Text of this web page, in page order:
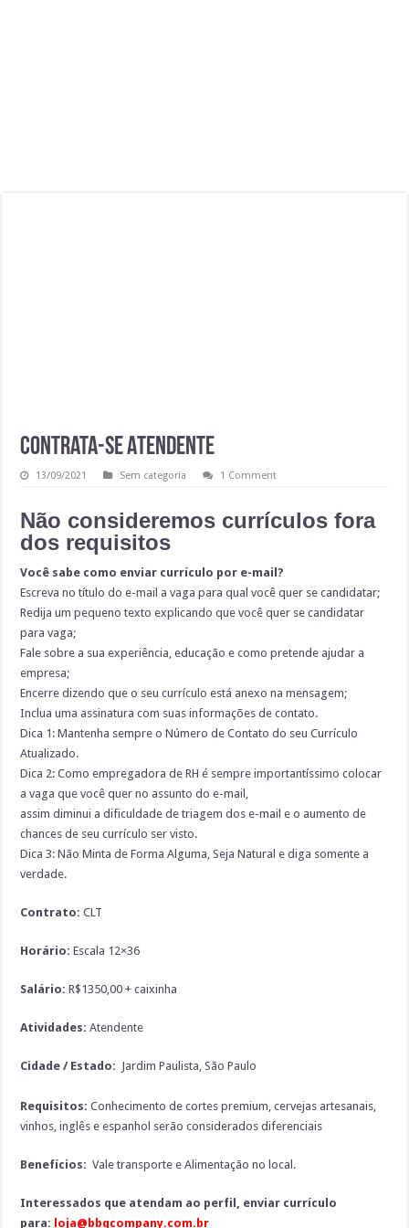
Contrata-se Atendente
13/09/2021 Sem categoria 1 Comment
Não consideremos currículos fora
dos requisitos
Você sabe como enviar currículo por e-mail?
Escreva no título do e-mail a vaga para qual você quer se candidatar;
Redija um pequeno texto explicando que você quer se candidatar
para vaga;
Fale sobre a sua experiência, educação e como pretende ajudar a
empresa;
Encerre dizendo que o seu currículo está anexo na mensagem;
Inclua uma assinatura com suas informações de contato.
Dica 1: Mantenha sempre o Número de Contato do seu Currículo
Atualizado.
Dica 2: Como empregadora de RH é sempre importantíssimo colocar
a vaga que você quer no assunto do e-mail,
assim diminui a dificuldade de triagem dos e-mail e o aumento de
chances de seu currículo ser visto.
Dica 3: Não Minta de Forma Alguma, Seja Natural e diga somente a
verdade.
Contrato:CLT
Horário:Escala 12×36
Salário:R$1350,00 + caixinha
Atividades:Atendente
Cidade / Estado: Jardim Paulista, São Paulo
Requisitos:Conhecimento de cortes premium, cervejas artesanais,
vinhos, inglês e espanhol serão considerados diferenciais
Benefícios: Vale transporte e Alimentação no local.
Interessados que atendam ao perfil, enviar currículo
para: loja@bbqcompany.com.br